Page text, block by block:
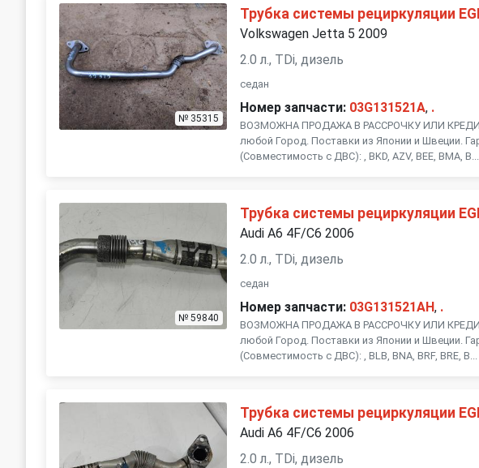
№ 35315
Трубка системы рециркуляции
Volkswagen Jetta 5 2009
2.0 л., TDi, дизель
седан
Номер запчасти: 03G131521A, .
ВОЗМОЖНА ПРОДАЖА В РАССРОЧКУ ИЛИ
любой Город. Поставки из Японии и Швеции.
(Совместимость с ДВС): , BKD, AZV, BEE, BMA, B...
№ 59840
Трубка системы рециркуляции
Audi A6 4F/C6 2006
2.0 л., TDi, дизель
седан
Номер запчасти: 03G131521AH, .
ВОЗМОЖНА ПРОДАЖА В РАССРОЧКУ ИЛИ
любой Город. Поставки из Японии и Швеции.
(Совместимость с ДВС): , BLB, BNA, BRF, BRE, B...
Трубка системы рециркуляции
Audi A6 4F/C6 2006
2.0 л., TDi, дизель